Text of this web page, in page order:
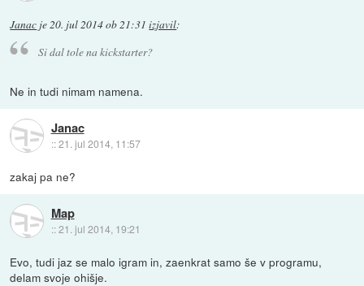
Janac je20. jul 2014 ob 21:31 izjavil:
Si dal tole na kickstarter?
Ne in tudi nimam namena.
Janac
::21. jul 2014, 11:57
zakaj pa ne?
Map
::21. jul 2014, 19:21
Evo, tudi jaz se malo igram in, zaenkrat samo še v programu,
delam svoje ohišje.